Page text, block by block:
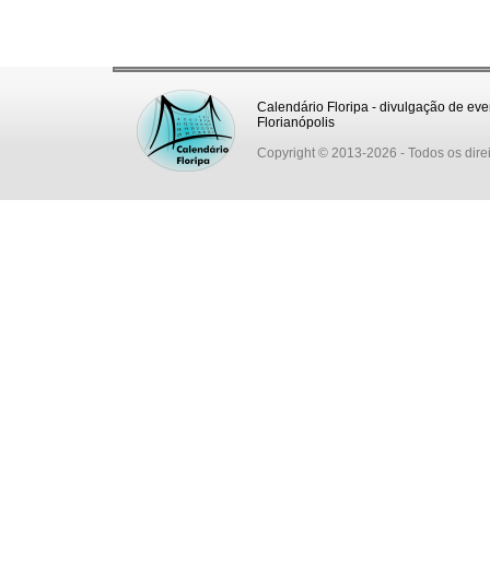
Calendário Floripa - divulgação de
Florianópolis
Copyright © 2013-2026 - Todos os